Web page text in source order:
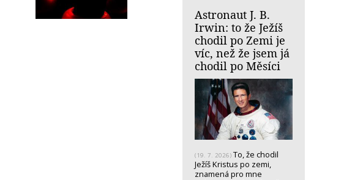
Astronaut J. B.
Irwin: to že Ježíš
chodil po Zemi je
víc, než že jsem já
chodil po Měsíci
(19. 7. 2026) To, že chodil
Ježíš Kristus po zemi,
znamená pro mne